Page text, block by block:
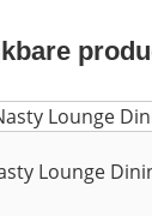
Lounge